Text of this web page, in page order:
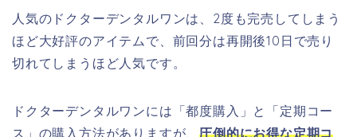
人気のドクターデンタルワンは、2度も完売してしまう
ほど大好評のアイテムで、前回分は再開後10日で売り
切れてしまうほど人気です。
ドクターデンタルワンには「都度購入」と「定期コー
ス」の購入方法がありますが、圧倒的にお得な定期コ